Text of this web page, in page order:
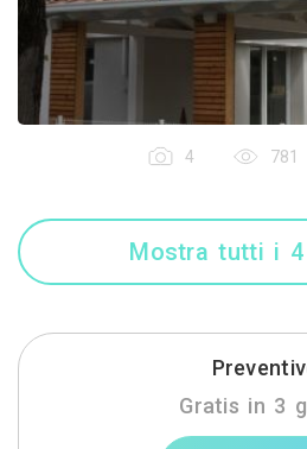
4 781
Mostra tutti i
Gratis in 3